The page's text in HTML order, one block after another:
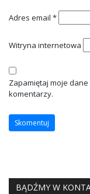
Adres email *
Witryna internetowa
Zapamiętaj moje
komentarzy.
BĄDŹMY W